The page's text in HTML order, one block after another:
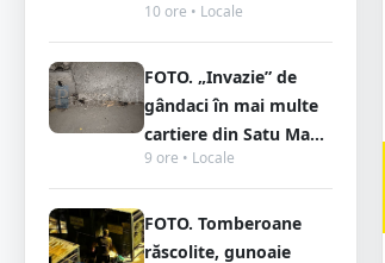
10 ore • Locale
FOTO. „Invazie” de
gândaci în mai multe
cartiere din Satu Ma...
9 ore • Locale
FOTO. Tomberoane
răscolite, gunoaie